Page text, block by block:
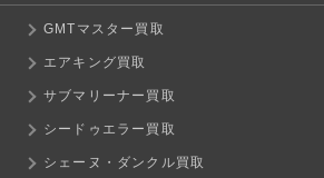
GMTマスター買取
エアキング買取
サブマリーナー買取
シードゥエラー買取
シェーヌ・ダンクル買取